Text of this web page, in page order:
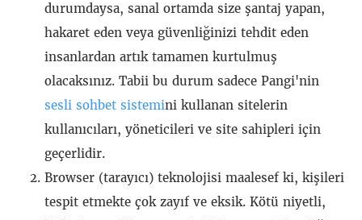
durumdaysa, sanal ortamda size şantaj yapan,
hakaret eden veya güvenliğinizi tehdit eden
insanlardan artık tamamen kurtulmuş
olacaksınız. Tabii bu durum sadece Pangi'nin
sesli sohbet sistemini kullanan sitelerin
kullanıcıları, yöneticileri ve site sahipleri için
geçerlidir.
Browser (tarayıcı) teknolojisi maalesef ki, kişileri
tespit etmekte çok zayıf ve eksik. Kötü niyetli,